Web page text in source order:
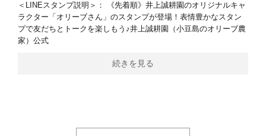
＜LINEスタンプ説明＞： 《先着順》井上誠耕園のオリジナルキャ
ラクター「オリーブさん」のスタンプが登場！表情豊かなスタン
プで友だちとトークを楽しもう♪井上誠耕園（小豆島のオリーブ農
家）公式
続きを見る